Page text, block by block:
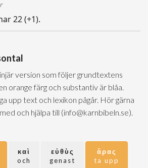
22 (+1).
version som följer grundtextens
orange färg och substantiv är blåa.
upp text och lexikon pågår. Hör gärna
och hjälpa till (info@karnbibeln.se).
καὶ
och
εὐθὺς
genast
ἄρας
ta upp